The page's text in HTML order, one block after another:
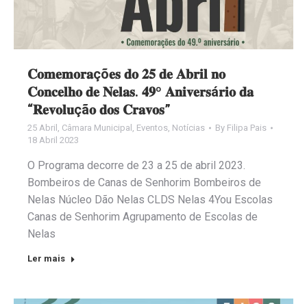
𝐂𝐨𝐦𝐞𝐦𝐨𝐫𝐚çõ𝐞𝐬 𝐝𝐨 𝟐𝟓 𝐝𝐞 𝐀𝐛𝐫𝐢𝐥 𝐧𝐨
𝐂𝐨𝐧𝐜𝐞𝐥𝐡𝐨 𝐝𝐞 𝐍𝐞𝐥𝐚𝐬. 𝟒𝟗º 𝐀𝐧𝐢𝐯𝐞𝐫𝐬á𝐫𝐢𝐨 𝐝𝐚
“𝐑𝐞𝐯𝐨𝐥𝐮çã𝐨 𝐝𝐨𝐬 𝐂𝐫𝐚𝐯𝐨𝐬”
25 Abril Câmara Municipal Eventos Notícias By Filipa Pais
18 Abril 2023
O Programa decorre de 23 a 25 de abril 2023.
Bombeiros de Canas de Senhorim Bombeiros de
Nelas Núcleo Dão Nelas CLDS Nelas 4You Escolas
Canas de Senhorim Agrupamento de Escolas de
Nelas
Ler mais